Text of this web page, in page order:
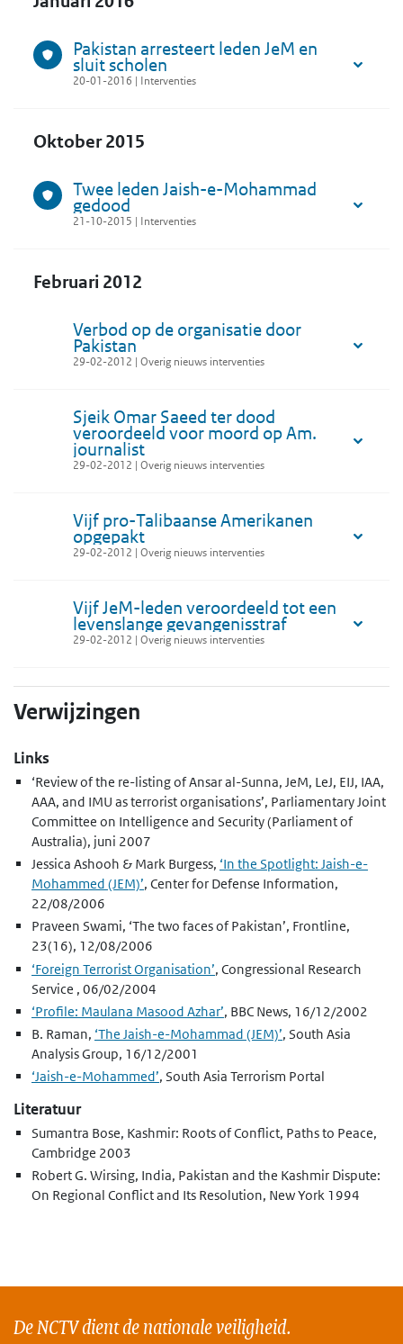
Pakistan arresteert leden JeM en
sluit scholen
20-01-2016 | Interventies
Oktober 2015
Twee leden Jaish-e-Mohammad
gedood
21-10-2015 | Interventies
Februari 2012
Verbod op de organisatie door
Pakistan
29-02-2012 | Overig nieuws interventies
Sjeik Omar Saeed ter dood
veroordeeld voor moord op Am.
journalist
29-02-2012 | Overig nieuws interventies
Vijf pro-Talibaanse Amerikanen
opgepakt
29-02-2012 | Overig nieuws interventies
Vijf JeM-leden veroordeeld tot een
levenslange gevangenisstraf
29-02-2012 | Overig nieuws interventies
Verwijzingen
Links
‘Review of the re-listing of Ansar al-Sunna, JeM, LeJ, EIJ, IAA,
AAA, and IMU as terrorist organisations’, Parliamentary Joint
Committee on Intelligence and Security (Parliament of
Australia), juni 2007
Jessica Ashooh & Mark Burgess, ‘In the Spotlight: Jaish-e-
Mohammed (JEM)’, Center for Defense Information,
22/08/2006
Praveen Swami, ‘The two faces of Pakistan’, Frontline,
23(16), 12/08/2006
‘Foreign Terrorist Organisation’, Congressional Research
Service , 06/02/2004
‘Profile: Maulana Masood Azhar’, BBC News, 16/12/2002
B. Raman, ‘The Jaish-e-Mohammad (JEM)’, South Asia
Analysis Group, 16/12/2001
‘Jaish-e-Mohammed’, South Asia Terrorism Portal
Literatuur
Sumantra Bose, Kashmir: Roots of Conflict, Paths to Peace,
Cambridge 2003
Robert G. Wirsing, India, Pakistan and the Kashmir Dispute:
On Regional Conflict and Its Resolution, New York 1994
De NCTV dient de nationale veiligheid.